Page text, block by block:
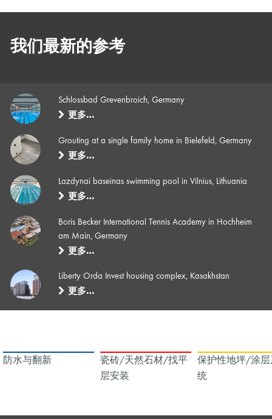
我们最新的参考
Schlossbad Grevenbroich, Germany
更多…
Grouting at a single family home in Bielefeld, Germany
更多…
Lazdynai baseinas swimming pool in Vilnius, Lithuania
更多…
Boris Becker International Tennis Academy in Hochheim
am Main, Germany
更多…
Liberty Orda Invest housing complex, Kasakhstan
更多…
防水与翻新
瓷砖/天然石材/找平
层安装
保护性地坪/涂层
统